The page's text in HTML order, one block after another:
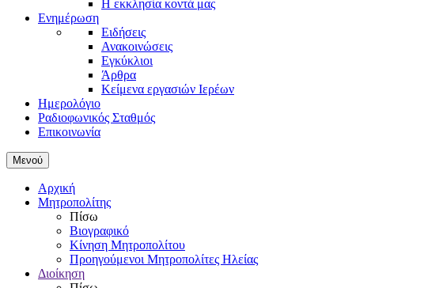
Η εκκλησία κοντά μας
Ενημέρωση
Ειδήσεις
Ανακοινώσεις
Εγκύκλιοι
Άρθρα
Κείμενα εργασιών Ιερέων
Ημερολόγιο
Ραδιοφωνικός Σταθμός
Επικοινωνία
Μενού
Αρχική
Μητροπολίτης
Πίσω
Βιογραφικό
Κίνηση Μητροπολίτου
Προηγούμενοι Μητροπολίτες Ηλείας
Διοίκηση